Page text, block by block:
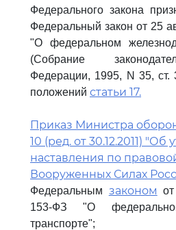
Федерального закона
Федеральный закон от 25
"О федеральном
(Собрание
Федерации, 1995, N 35, ст.
положений статьи 17.
Приказ Министра
10 (ред. от 30.12.2011)
наставления по
Вооруженных Силах
Федеральным законом
153-ФЗ "О
транспорте";